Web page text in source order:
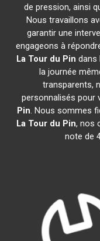
de pression, ainsi
Nous travaillons
garantir une
engageons à
La Tour du Pin dans
la journée
transparents,
personnalisés pour
Pin. Nous sommes
La Tour du Pin, nos
note de